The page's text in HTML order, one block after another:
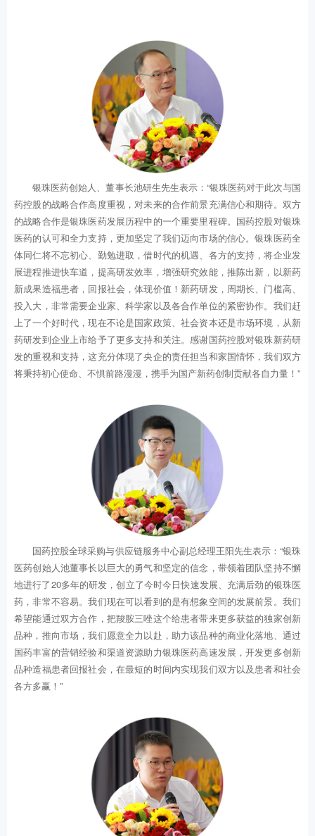
银珠医药创始人、董事长池研生先生表示：“银珠医药对于此次与国
药控股的战略合作高度重视，对未来的合作前景充满信心和期待。双方
的战略合作是银珠医药发展历程中的一个重要里程碑。国药控股对银珠
医药的认可和全力支持，更加坚定了我们迈向市场的信心。银珠医药全
体同仁将不忘初心、勤勉进取，借时代的机遇、各方的支持，将企业发
展进程推进快车道，提高研发效率，增强研究效能，推陈出新，以新药
新成果造福患者，回报社会，体现价值！新药研发，周期长、门槛高、
投入大，非常需要企业家、科学家以及各合作单位的紧密协作。我们赶
上了一个好时代，现在不论是国家政策、社会资本还是市场环境，从新
药研发到企业上市给予了更多支持和关注。感谢国药控股对银珠新药研
发的重视和支持，这充分体现了央企的责任担当和家国情怀，我们双方
将秉持初心使命、不惧前路漫漫，携手为国产新药创制贡献各自力量！”
国药控股全球采购与供应链服务中心副总经理王阳先生表示：“银珠
医药创始人池董事长以巨大的勇气和坚定的信念，带领着团队坚持不懈
地进行了20多年的研发，创立了今时今日快速发展、充满后劲的银珠医
药，非常不容易。我们现在可以看到的是有想象空间的发展前景。我们
希望能通过双方合作，把羧胺三唑这个给患者带来更多获益的独家创新
品种，推向市场，我们愿意全力以赴，助力该品种的商业化落地、通过
国药丰富的营销经验和渠道资源助力银珠医药高速发展，开发更多创新
品种造福患者回报社会，在最短的时间内实现我们双方以及患者和社会
各方多赢！”